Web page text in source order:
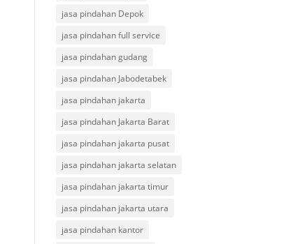
jasa pindahan Depok
jasa pindahan full service
jasa pindahan gudang
jasa pindahan Jabodetabek
jasa pindahan jakarta
jasa pindahan Jakarta Barat
jasa pindahan jakarta pusat
jasa pindahan jakarta selatan
jasa pindahan jakarta timur
jasa pindahan jakarta utara
jasa pindahan kantor